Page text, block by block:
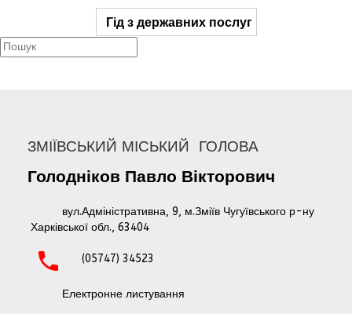
Гід з державних послуг
ЗМІЇВСЬКИЙ МІСЬКИЙ ГОЛОВА
Голодніков Павло Вікторович
вул.Адміністративна, 9, м.Зміїв Чугуївського р-ну
Харківської обл., 63404
(05747) 34523
Електронне листування